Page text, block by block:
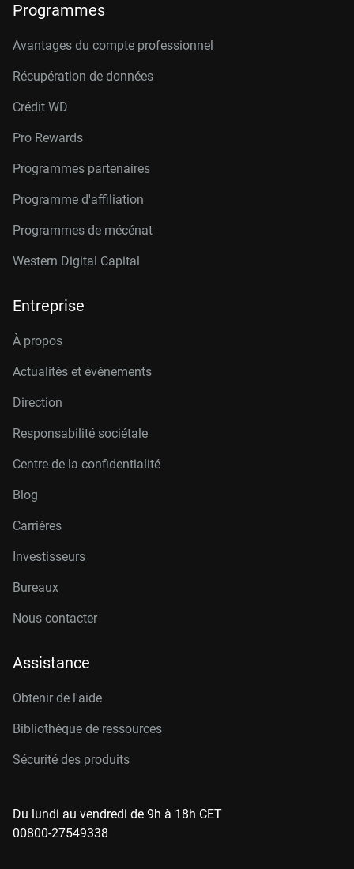
Programmes
Avantages du compte professionnel
Récupération de données
Crédit WD
Pro Rewards
Programmes partenaires
Programme d'affiliation
Programmes de mécénat
Western Digital Capital
Entreprise
À propos
Actualités et événements
Direction
Responsabilité sociétale
Centre de la confidentialité
Blog
Carrières
Investisseurs
Bureaux
Nous contacter
Assistance
Obtenir de l'aide
Bibliothèque de ressources
Sécurité des produits
Du lundi au vendredi de 9h à 18h CET
00800-27549338